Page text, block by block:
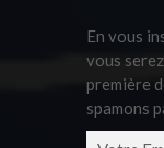
En vous
vous
première
spamons